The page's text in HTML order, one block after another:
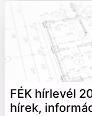
FÉK hírlevél
hírek,